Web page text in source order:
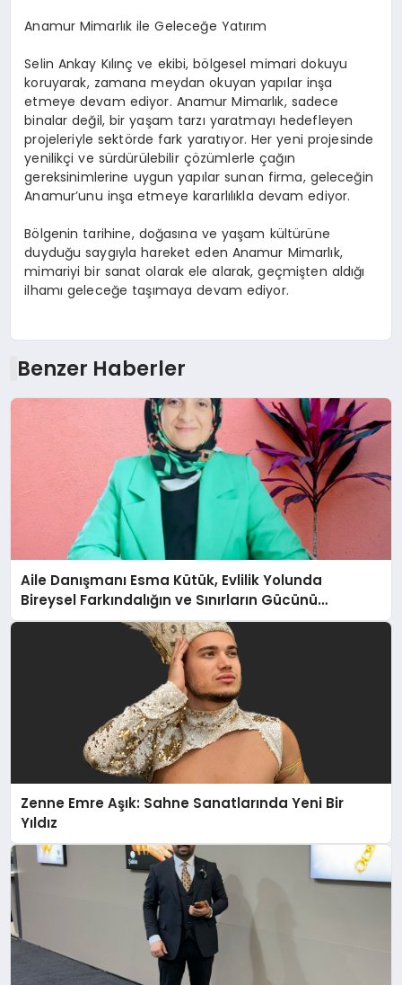
Anamur Mimarlık ile Geleceğe Yatırım
Selin Ankay Kılınç ve ekibi, bölgesel mimari dokuyu
koruyarak, zamana meydan okuyan yapılar inşa
etmeye devam ediyor. Anamur Mimarlık, sadece
binalar değil, bir yaşam tarzı yaratmayı hedefleyen
projeleriyle sektörde fark yaratıyor. Her yeni projesinde
yenilikçi ve sürdürülebilir çözümlerle çağın
gereksinimlerine uygun yapılar sunan firma, geleceğin
Anamur’unu inşa etmeye kararlılıkla devam ediyor.
Bölgenin tarihine, doğasına ve yaşam kültürüne
duyduğu saygıyla hareket eden Anamur Mimarlık,
mimariyi bir sanat olarak ele alarak, geçmişten aldığı
ilhamı geleceğe taşımaya devam ediyor.
Benzer Haberler
Aile Danışmanı Esma Kütük, Evlilik Yolunda
Bireysel Farkındalığın ve Sınırların Gücünü
Anlatıyor
Zenne Emre Aşık: Sahne Sanatlarında Yeni Bir
Yıldız